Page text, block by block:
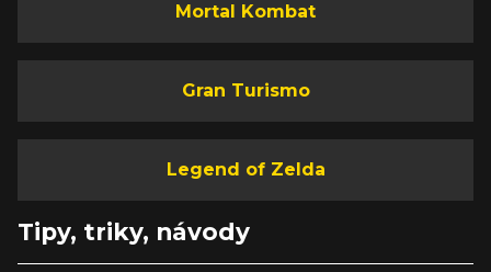
Mortal Kombat
Gran Turismo
Legend of Zelda
Tipy, triky, návody